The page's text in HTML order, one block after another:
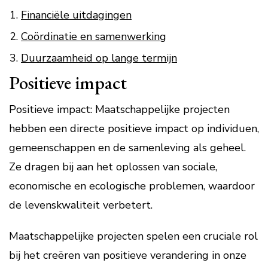
Financiële uitdagingen
Coördinatie en samenwerking
Duurzaamheid op lange termijn
Positieve impact
Positieve impact: Maatschappelijke projecten
hebben een directe positieve impact op individuen,
gemeenschappen en de samenleving als geheel.
Ze dragen bij aan het oplossen van sociale,
economische en ecologische problemen, waardoor
de levenskwaliteit verbetert.
Maatschappelijke projecten spelen een cruciale rol
bij het creëren van positieve verandering in onze